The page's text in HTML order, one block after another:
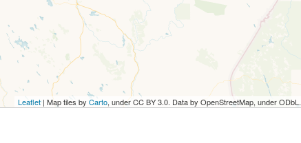
Leaflet | Map tiles by Carto, under CC BY 3.0. Data by OpenStreetMap, under ODbL.